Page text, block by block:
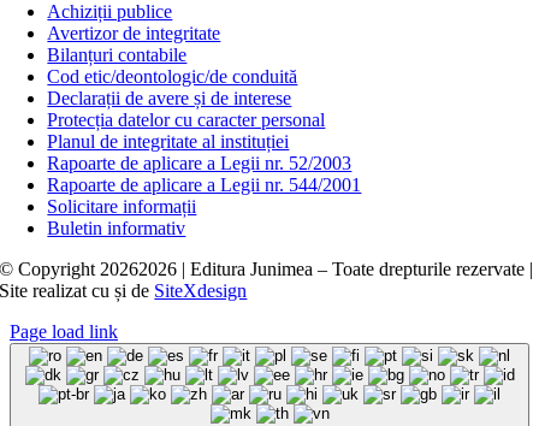
Achiziții publice
Avertizor de integritate
Bilanțuri contabile
Cod etic/deontologic/de conduită
Declarații de avere și de interese
Protecția datelor cu caracter personal
Planul de integritate al instituției
Rapoarte de aplicare a Legii nr. 52/2003
Rapoarte de aplicare a Legii nr. 544/2001
Solicitare informații
Buletin informativ
© Copyright 20262026 | Editura Junimea – Toate drepturile rezervate |
Site realizat cușide SiteXdesign
Page load link